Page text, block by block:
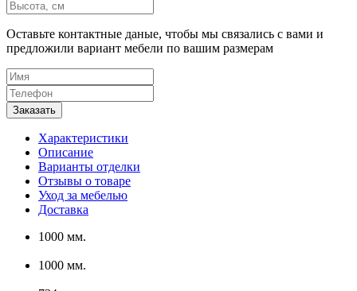
Оставьте контактные даные, чтобы мы связались с вами и
предложили вариант мебели по вашим размерам
Характеристики
Описание
Варианты отделки
Отзывы о товаре
Уход за мебелью
Доставка
1000 мм.
1000 мм.